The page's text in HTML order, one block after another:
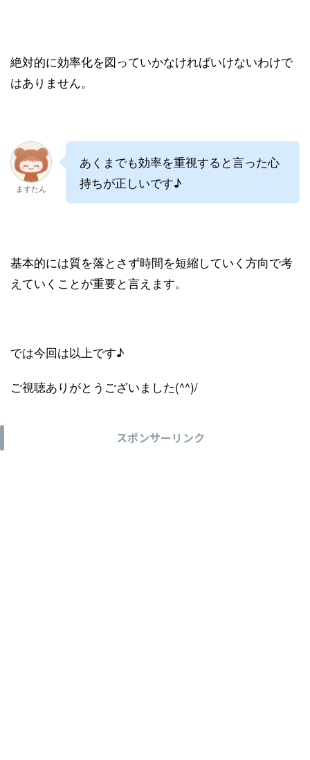
絶対的に効率化を図っていかなければいけないわけで
はありません。
ますたん
あくまでも効率を重視すると言った心
持ちが正しいです♪
基本的には質を落とさず時間を短縮していく方向で考
えていくことが重要と言えます。
では今回は以上です♪
ご視聴ありがとうございました(^^)/
スポンサーリンク